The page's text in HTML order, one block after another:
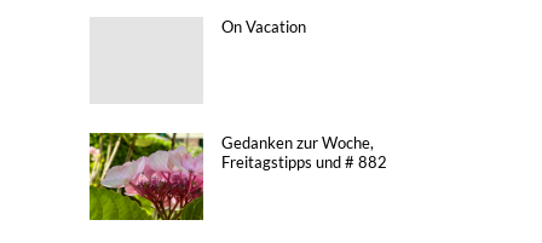
On Vacation
Gedanken zur Woche,
Freitagstipps und # 882